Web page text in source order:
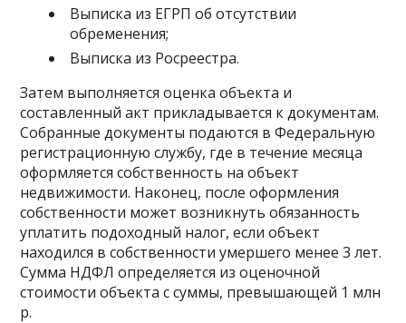
Выписка из ЕГРП об отсутствии
обременения;
Выписка из Росреестра.
Затем выполняется оценка объекта и
составленный акт прикладывается к документам.
Собранные документы подаются в Федеральную
регистрационную службу, где в течение месяца
оформляется собственность на объект
недвижимости. Наконец, после оформления
собственности может возникнуть обязанность
уплатить подоходный налог, если объект
находился в собственности умершего менее 3 лет.
Сумма НДФЛ определяется из оценочной
стоимости объекта с суммы, превышающей 1 млн
р.